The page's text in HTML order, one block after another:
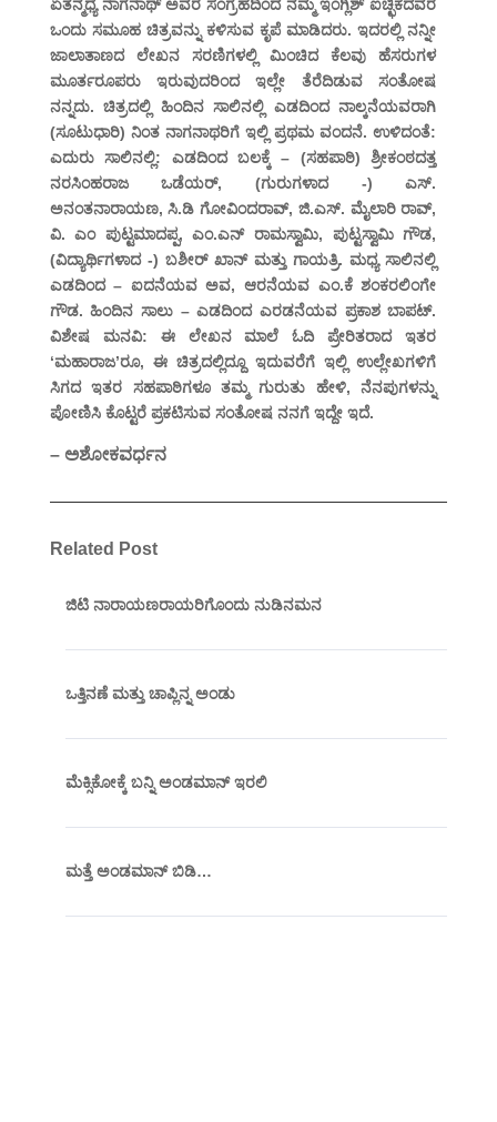
ಏತನ್ಮಧ್ಯೆ ನಾಗನಾಥ್ ಅವರ ಸಂಗ್ರಹದಿಂದ ನಮ್ಮ ಇಂಗ್ಲಿಶ್ ಐಚ್ಛಿಕದವರ
ಒಂದು ಸಮೂಹ ಚಿತ್ರವನ್ನು ಕಳಿಸುವ ಕೃಪೆ ಮಾಡಿದರು. ಇದರಲ್ಲಿ ನನ್ನೀ
ಜಾಲಾತಾಣದ ಲೇಖನ ಸರಣಿಗಳಲ್ಲಿ ಮಿಂಚಿದ ಕೆಲವು ಹೆಸರುಗಳ
ಮೂರ್ತರೂಪರು ಇರುವುದರಿಂದ ಇಲ್ಲೇ ತೆರೆದಿಡುವ ಸಂತೋಷ
ನನ್ನದು. ಚಿತ್ರದಲ್ಲಿ ಹಿಂದಿನ ಸಾಲಿನಲ್ಲಿ ಎಡದಿಂದ ನಾಲ್ಕನೆಯವರಾಗಿ
(ಸೂಟುಧಾರಿ) ನಿಂತ ನಾಗನಾಥರಿಗೆ ಇಲ್ಲಿ ಪ್ರಥಮ ವಂದನೆ. ಉಳಿದಂತೆ:
ಎದುರು ಸಾಲಿನಲ್ಲಿ: ಎಡದಿಂದ ಬಲಕ್ಕೆ – (ಸಹಪಾಠಿ) ಶ್ರೀಕಂಠದತ್ತ
ನರಸಿಂಹರಾಜ ಒಡೆಯರ್, (ಗುರುಗಳಾದ -) ಎಸ್.
ಅನಂತನಾರಾಯಣ, ಸಿ.ಡಿ ಗೋವಿಂದರಾವ್, ಜಿ.ಎಸ್. ಮೈಲಾರಿ ರಾವ್,
ವಿ. ಎಂ ಪುಟ್ಟಮಾದಪ್ಪ, ಎಂ.ಎನ್ ರಾಮಸ್ವಾಮಿ, ಪುಟ್ಟಸ್ವಾಮಿ ಗೌಡ,
(ವಿದ್ಯಾರ್ಥಿಗಳಾದ -) ಬಶೀರ್ ಖಾನ್ ಮತ್ತು ಗಾಯತ್ರಿ. ಮಧ್ಯ ಸಾಲಿನಲ್ಲಿ
ಎಡದಿಂದ – ಐದನೆಯವ ಅವ, ಆರನೆಯವ ಎಂ.ಕೆ ಶಂಕರಲಿಂಗೇ
ಗೌಡ. ಹಿಂದಿನ ಸಾಲು – ಎಡದಿಂದ ಎರಡನೆಯವ ಪ್ರಕಾಶ ಬಾಪಟ್.
ವಿಶೇಷ ಮನವಿ: ಈ ಲೇಖನ ಮಾಲೆ ಓದಿ ಪ್ರೇರಿತರಾದ ಇತರ
‘ಮಹಾರಾಜ’ರೂ, ಈ ಚಿತ್ರದಲ್ಲಿದ್ದೂ ಇದುವರೆಗೆ ಇಲ್ಲಿ ಉಲ್ಲೇಖಗಳಿಗೆ
ಸಿಗದ ಇತರ ಸಹಪಾಠಿಗಳೂ ತಮ್ಮ ಗುರುತು ಹೇಳಿ, ನೆನಪುಗಳನ್ನು
ಪೋಣಿಸಿ ಕೊಟ್ಟರೆ ಪ್ರಕಟಿಸುವ ಸಂತೋಷ ನನಗೆ ಇದ್ದೇ ಇದೆ.
– ಅಶೋಕವರ್ಧನ
Related Post
ಜಿಟಿ ನಾರಾಯಣರಾಯರಿಗೊಂದು ನುಡಿನಮನ
ಒತ್ತಿನಣೆ ಮತ್ತು ಚಾಪ್ಲಿನ್ನ ಅಂಡು
ಮೆಕ್ಸಿಕೋಕ್ಕೆ ಬನ್ನಿ ಅಂಡಮಾನ್ ಇರಲಿ
ಮತ್ತೆ ಅಂಡಮಾನ್ ಬಿಡಿ…